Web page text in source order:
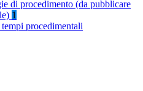
di procedimento (da pubblicare
1
procedimentali